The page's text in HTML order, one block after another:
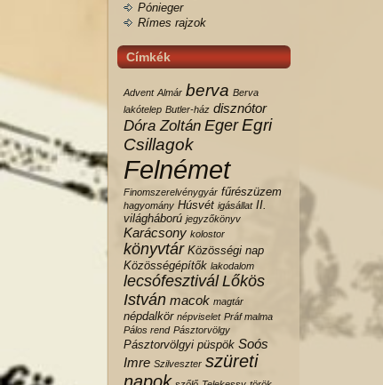
Pónieger
Rímes rajzok
Címkék
Advent Almár berva Berva
lakótelep Butler-ház disznótor
Dóra Zoltán Eger Egri
Csillagok
Felnémet
Finomszerelvénygyár fűrészüzem
hagyomány Húsvét igásállat II.
világháború jegyzőkönyv
Karácsony kolostor
könyvtár Közösségi nap
Közösségépítők lakodalom
lecsófesztivál Lőkös
István macok magtár
népdalkör népviselet Práf malma
Pálos rend Pásztorvölgy
Pásztorvölgyi püspök Soós
Imre Szilveszter szüreti